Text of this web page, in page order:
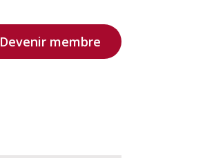
Devenir membre